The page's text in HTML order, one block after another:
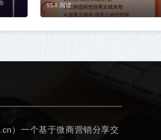
554 阅读
）一个基于微商营销分享交